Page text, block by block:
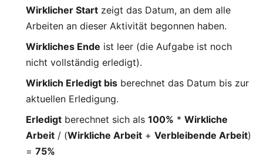
Wirklicher Start zeigt das Datum, an dem alle
Arbeiten an dieser Aktivität begonnen haben.
Wirkliches Ende ist leer (die Aufgabe ist noch
nicht vollständig erledigt).
Wirklich Erledigt bis berechnet das Datum bis zur
aktuellen Erledigung.
Erledigt berechnet sich als 100% * Wirkliche
Arbeit / (Wirkliche Arbeit + Verbleibende Arbeit)
= 75%